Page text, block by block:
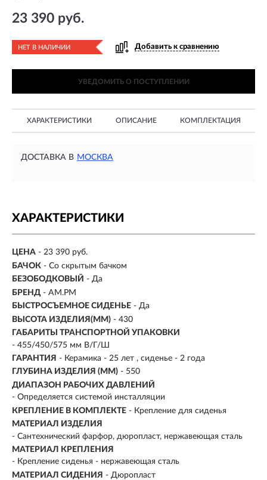
23 390 руб.
НЕТ В НАЛИЧИИ Добавить к сравнению
УВЕДОМИТЬ О ПОСТУПЛЕНИИ
ХАРАКТЕРИСТИКИ ОПИСАНИЕ КОМПЛЕКТАЦИЯ
ДОСТАВКА В МОСКВА
ХАРАКТЕРИСТИКИ
ЦЕНА - 23 390 руб.
БАЧОК - Со скрытым бачком
БЕЗОБОДКОВЫЙ - Да
БРЕНД - AM.PM
БЫСТРОСЪЕМНОЕ СИДЕНЬЕ - Да
ВЫСОТА ИЗДЕЛИЯ(ММ) - 430
ГАБАРИТЫ ТРАНСПОРТНОЙ УПАКОВКИ
- 455/450/575 мм В/Г/Ш
ГАРАНТИЯ - Керамика - 25 лет , сиденье - 2 года
ГЛУБИНА ИЗДЕЛИЯ (ММ) - 550
ДИАПАЗОН РАБОЧИХ ДАВЛЕНИЙ
- Определяется системой инсталляции
КРЕПЛЕНИЕ В КОМПЛЕКТЕ - Крепление для сиденья
МАТЕРИАЛ ИЗДЕЛИЯ
- Сантехнический фарфор, дюропласт, нержавеющая сталь
МАТЕРИАЛ КРЕПЛЕНИЯ
- Крепление сиденья - нержавеющая сталь
МАТЕРИАЛ СИДЕНИЯ - Дюропласт